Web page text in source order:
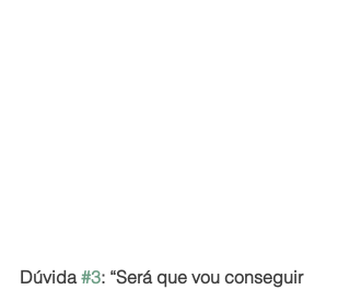
Dúvida #3: “Será que vou conseguir